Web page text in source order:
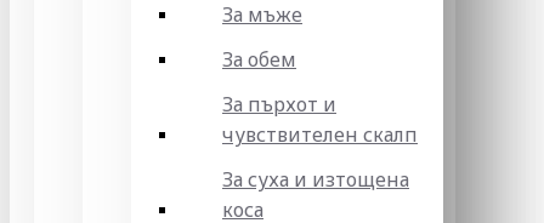
За мъже
За обем
За пърхот и
чувствителен скалп
За суха и изтощена
коса